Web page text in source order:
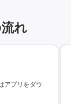
れ
アプリをダウ